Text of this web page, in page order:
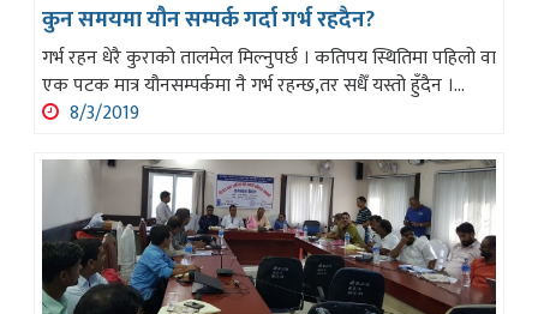
कुन समयमा यौन सम्पर्क गर्दा गर्भ रहदैन?
गर्भ रहन धेरै कुराको तालमेल मिल्नुपर्छ । कतिपय स्थितिमा पहिलो वा
एक पटक मात्र यौनसम्पर्कमा नै गर्भ रहन्छ,तर सधैँ यस्तो हुँदैन ।...
8/3/2019